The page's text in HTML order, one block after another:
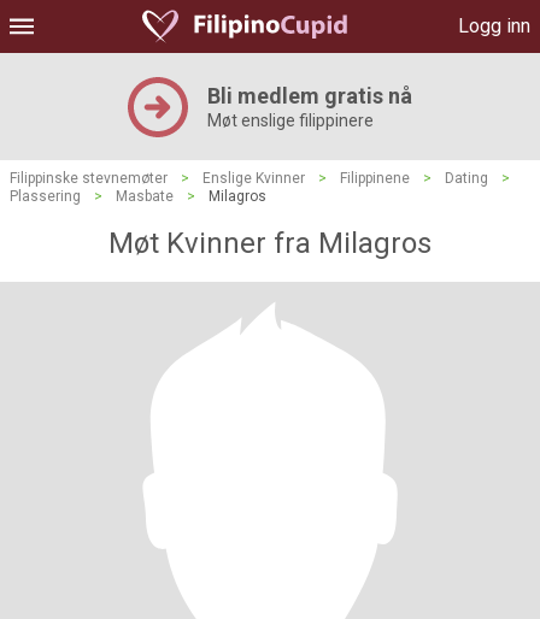
Logg inn
Bli medlem gratis nå
Møt enslige filippinere
Filippinske stevnemøter > Enslige Kvinner > Filippinene > Dating
>
Plassering
> Masbate > Milagros
Møt Kvinner fra Milagros